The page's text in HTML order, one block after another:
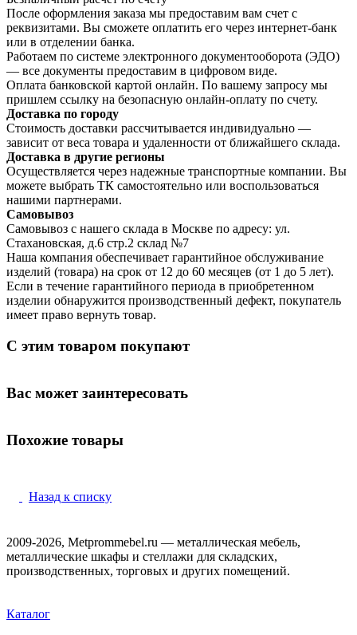
После оформления заказа мы предоставим вам счет с
реквизитами. Вы сможете оплатить его через интернет-банк
или в отделении банка.
Работаем по системе электронного документооборота (ЭДО)
— все документы предоставим в цифровом виде.
Оплата банковской картой онлайн. По вашему запросу мы
пришлем ссылку на безопасную онлайн-оплату по счету.
Доставка по городу
Стоимость доставки рассчитывается индивидуально —
зависит от веса товара и удаленности от ближайшего склада.
Доставка в другие регионы
Осуществляется через надежные транспортные компании. Вы
можете выбрать ТК самостоятельно или воспользоваться
нашими партнерами.
Самовывоз
Самовывоз с нашего склада в Москве по адресу: ул.
Стахановская, д.6 стр.2 склад №7
Наша компания обеспечивает гарантийное обслуживание
изделий (товара) на срок от 12 до 60 месяцев (от 1 до 5 лет).
Если в течение гарантийного периода в приобретенном
изделии обнаружится производственный дефект, покупатель
имеет право вернуть товар.
С этим товаром покупают
Вас может заинтересовать
Похожие товары
Назад к списку
2009-2026, Metprommebel.ru — металлическая мебель,
металлические шкафы и стеллажи для складских,
производственных, торговых и других помещений.
Каталог